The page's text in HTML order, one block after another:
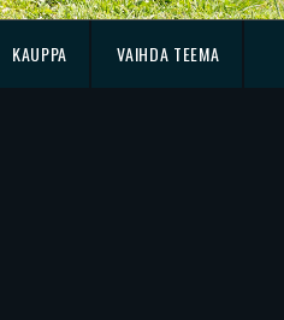
KAUPPA VAIHDA TEEMA